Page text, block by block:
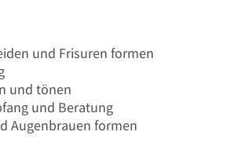
und Frisuren formen
und tönen
und Beratung
Augenbrauen formen